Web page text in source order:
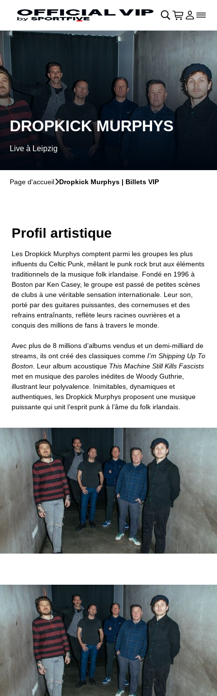
Retour au menu principal􀄫
􀊫 Cart
􀍩 Se
􀉩􀌇
DROPKICK MURPHYS
Live à Leipzig
Page d'accueil􀆊Dropkick Murphys | Billets VIP
Profil artistique
Les Dropkick Murphys comptent parmi les groupes les plus
influents du Celtic Punk, mêlant le punk rock brut aux éléments
traditionnels de la musique folk irlandaise. Fondé en 1996 à
Boston par Ken Casey, le groupe est passé de petites scènes
de clubs à une véritable sensation internationale. Leur son,
porté par des guitares puissantes, des cornemuses et des
refrains entraînants, reflète leurs racines ouvrières et a
conquis des millions de fans à travers le monde.
Avec plus de 8 millions d’albums vendus et un demi-milliard de
streams, ils ont créé des classiques comme I’m Shipping Up To
Boston . Leur album acoustique This Machine Still Kills Fascists
met en musique des paroles inédites de Woody Guthrie,
illustrant leur polyvalence. Inimitables, dynamiques et
authentiques, les Dropkick Murphys proposent une musique
puissante qui unit l’esprit punk à l’âme du folk irlandais.